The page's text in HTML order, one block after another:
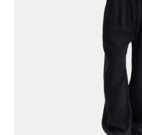
СВИТЕРА И КАРДИГАНЫ
СМОТРЕТЬ ВСЕ